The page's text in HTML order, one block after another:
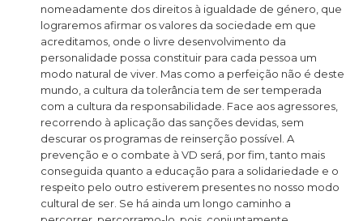
nomeadamente dos direitos à igualdade de género, que
lograremos afirmar os valores da sociedade em que
acreditamos, onde o livre desenvolvimento da
personalidade possa constituir para cada pessoa um
modo natural de viver. Mas como a perfeição não é deste
mundo, a cultura da tolerância tem de ser temperada
com a cultura da responsabilidade. Face aos agressores,
recorrendo à aplicação das sanções devidas, sem
descurar os programas de reinserção possível. A
prevenção e o combate à VD será, por fim, tanto mais
conseguida quanto a educação para a solidariedade e o
respeito pelo outro estiverem presentes no nosso modo
cultural de ser. Se há ainda um longo caminho a